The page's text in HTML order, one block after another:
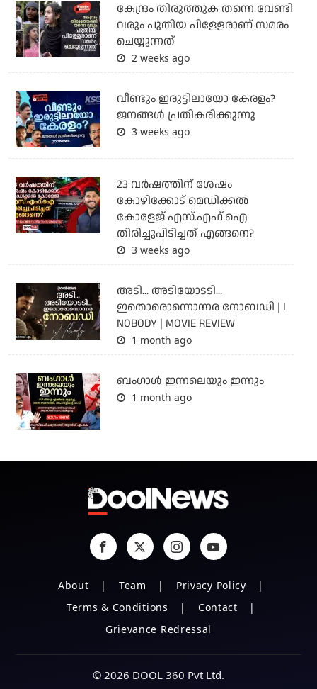
കേന്ദ്രം തിരുത്തുക തന്നെ വേണ്ടി
വരും പുതിയ പിള്ളേരാണ് സമരം
ചെയ്യുന്നത്
2 weeks ago
വീണ്ടും ഇരുട്ടിലായോ കേരളം?
ജനങ്ങൾ പ്രതികരിക്കുന്നു
3 weeks ago
23 വർഷത്തിന് ശേഷം
കോഴിക്കോട് മെഡിക്കൽ
കോളേജ് എസ്.എഫ്.ഐ
തിരിച്ചുപിടിച്ചത് എങ്ങനെ?
3 weeks ago
അടി... അടിയോടടി...
ഇതൊരൊന്നൊന്നര നോബഡി | I
NOBODY | MOVIE REVIEW
1 month ago
ബംഗാള്‍ ഇന്നലെയും ഇന്നും
1 month ago
About Team
Privacy Policy
Terms & Conditions
Contact
Grievance Redressal
© 2026 DOOL 360 Pvt Ltd.